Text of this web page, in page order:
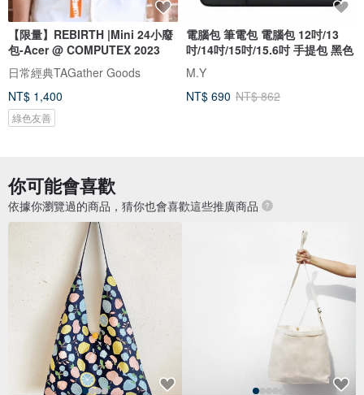
【限量】REBIRTH |Mini 24小廢
包-Acer @ COMPUTEX 2023
日常經典TAGather Goods
NT$ 1,400
綠色友善
電腦包 筆電包 電腦包 12吋/13
吋/14吋/15吋/15.6吋 手提包 黑色
M.Y
NT$ 690 NT$ 862
你可能會喜歡
依據你瀏覽過的商品，猜你也會喜歡這些推廣商品